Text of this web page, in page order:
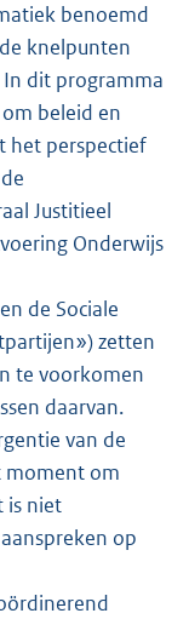
benoemd
knelpunten
dit programma
beleid en
het perspectief
Justitieel
Onderwijs
de Sociale
zetten
te voorkomen
daarvan.
van de
moment om
is niet
op